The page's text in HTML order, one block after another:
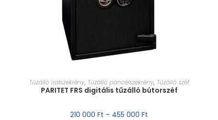
MÉRET VÁLASZTÁSA
Tűzálló iratszekrény, Tűzálló páncélszekrény, Tűzálló széf
PARITET FRS digitális tűzálló bútorszéf
210 000 Ft – 455 000 Ft